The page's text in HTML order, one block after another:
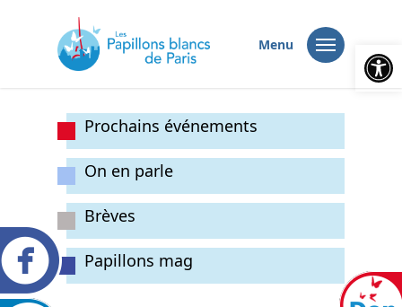
Ouvrir
Menu
Prochains événements
On en parle
Brèves
Papillons mag